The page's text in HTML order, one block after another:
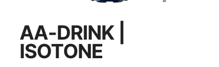
AA-DRINK |
ISOTONE